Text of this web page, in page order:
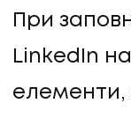
При
LinkedIn
елементи,